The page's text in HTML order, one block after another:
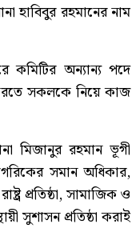
হাবিবুর রহমানের নাম
কমিটির অন্যান্য পদে
সকলকে নিয়ে কাজ
মিজানুর রহমান ভূগী
সমান অধিকার,
প্রতিষ্ঠা, সামাজিক ও
সুশাসন প্রতিষ্ঠা করাই